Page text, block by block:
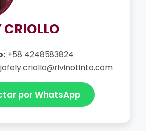
CRIOLLO
+58 4248583824
jofely.criollo@rivinotinto.com
por WhatsApp